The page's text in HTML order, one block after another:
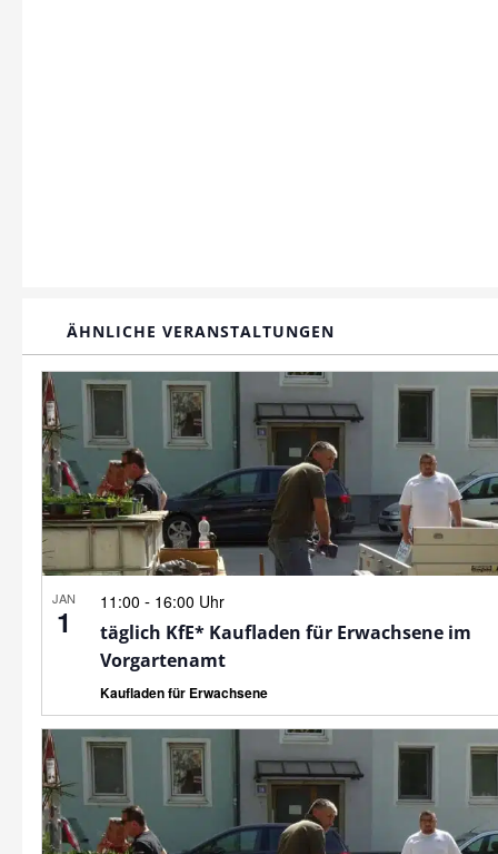
ÄHNLICHE VERANSTALTUNGEN
JAN
1
11:00 - 16:00 Uhr
täglich KfE* Kaufladen für Erwachsene im
Vorgartenamt
Kaufladen für Erwachsene